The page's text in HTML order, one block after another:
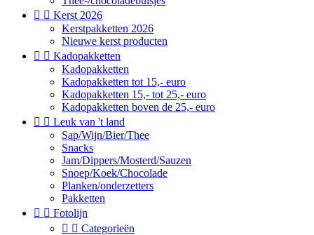
  Kerst 2026
Kerstpakketten 2026
Nieuwe kerst producten
  Kadopakketten
Kadopakketten
Kadopakketten tot 15,- euro
Kadopakketten 15,- tot 25,- euro
Kadopakketten boven de 25,- euro
  Leuk van 't land
Sap/Wijn/Bier/Thee
Snacks
Jam/Dippers/Mosterd/Sauzen
Snoep/Koek/Chocolade
Planken/onderzetters
Pakketten
  Fotolijn
  Categorieën